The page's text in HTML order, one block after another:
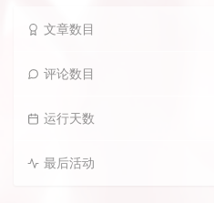
文章数目
评论数目
运行天数
最后活动